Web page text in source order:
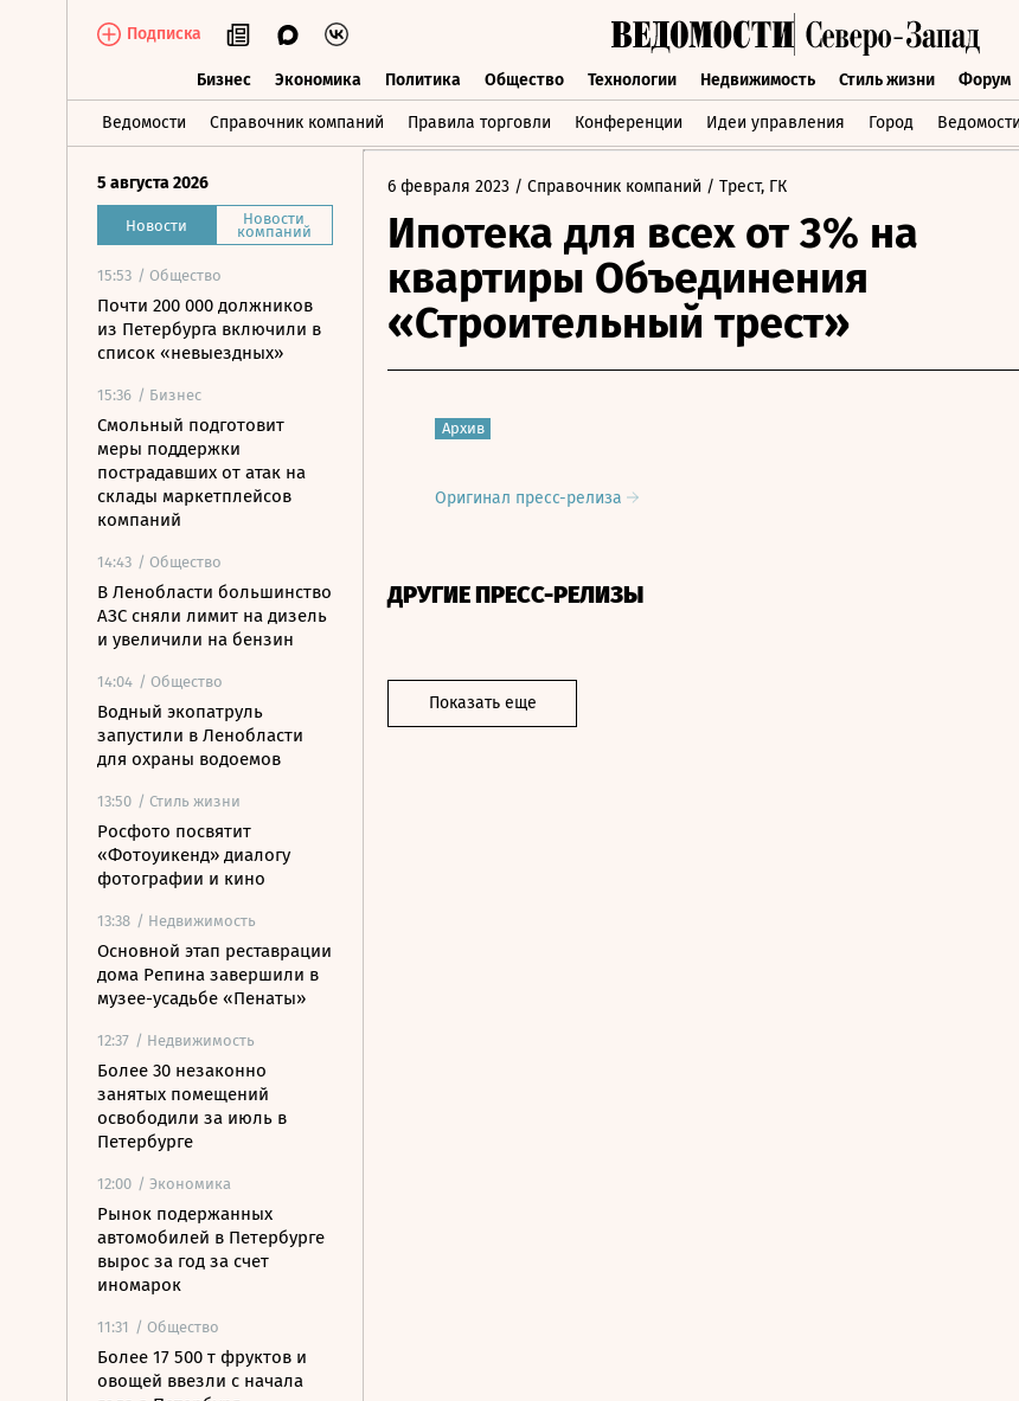
Подписка
Бизнес Экономика Политика Общество Технологии Недвижимость Стиль жизни Форум
Ведомости Справочник компаний Правила торговли Конференции Идеи управления Город
Бизнес Экономика Политика Общество Технологии Недвижимость Стиль жизни
5 августа 2026
Новости Новости
компаний
15:53 / Общество
Почти 200 000 должников
из Петербурга включили в
список «невыездных»
15:36 / Бизнес
Смольный подготовит
меры поддержки
пострадавших от атак на
склады маркетплейсов
компаний
14:43 / Общество
В Ленобласти большинство
АЗС сняли лимит на дизель
и увеличили на бензин
14:04 / Общество
Водный экопатруль
запустили в Ленобласти
для охраны водоемов
13:50 / Стиль жизни
Росфото посвятит
«Фотоуикенд» диалогу
фотографии и кино
13:38 / Недвижимость
Основной этап реставрации
дома Репина завершили в
музее-усадьбе «Пенаты»
12:37 / Недвижимость
Более 30 незаконно
занятых помещений
освободили за июль в
Петербурге
12:00 / Экономика
Рынок подержанных
автомобилей в Петербурге
вырос за год за счет
иномарок
11:31 / Общество
Более 17 500 т фруктов и
овощей ввезли с начала
6 февраля 2023 / Справочник компаний / Трест, ГК
Ипотека для всех от 3% на
квартиры Объединения
«Строительный трест»
Архив
Оригинал пресс-релиза
ДРУГИЕ ПРЕСС-РЕЛИЗЫ
Показать еще